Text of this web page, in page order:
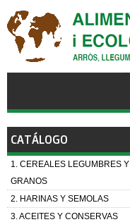
CATÁLOGO
1. CEREALES LEGUMBRES Y
GRANOS
2. HARINAS Y SEMOLAS
3. ACEITES Y CONSERVAS